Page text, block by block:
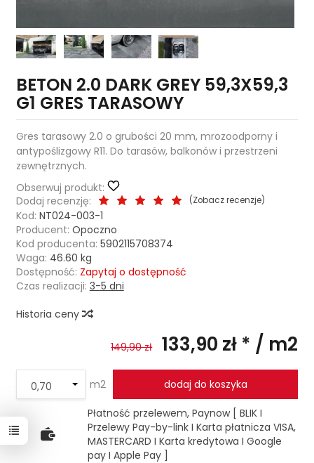
BETON 2.0 DARK GREY 59,3X59,3
G1 GRES TARASOWY
Gres tarasowy 2.0 o grubości 20 mm, mrozoodporny i
antypoślizgowy R11. Do tarasów, balkonów i przestrzeni
zewnętrznych.
Obserwuj produkt:
Dodaj recenzję:
(Zobacz recenzje)
Kod: NT024-003-1
Producent: Opoczno
Kod producenta: 5902115708374
Waga: 46.60 kg
Dostępność: Zapytaj o dostępność
Czas realizacji: 3-5 dni
Historia ceny
149,90 zł 133,90 zł * / m2
m2 dodaj do koszyka
Płatność przelewem, Paynow [ BLIK I
Przelewy Pay-by-link I Karta płatnicza VISA,
MASTERCARD I Karta kredytowa I Google
pay I Apple Pay ]